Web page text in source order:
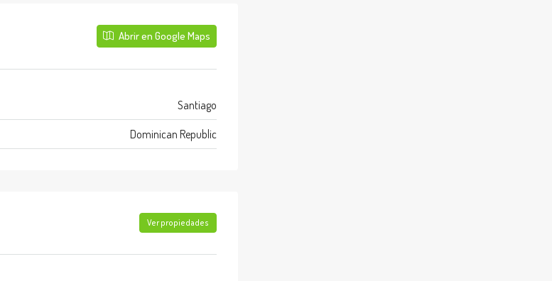
Abrir en Google Maps
Santiago
Dominican Republic
Ver propiedades